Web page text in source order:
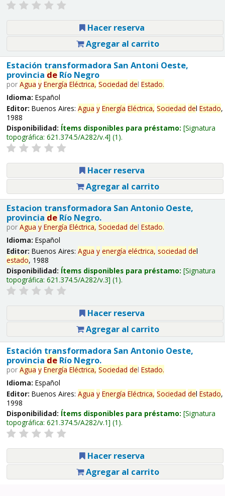
Hacer reserva
Agregar al carrito
Estación transformadora San Antoni Oeste,
provincia deRío Negro
por Agua y Energía Eléctrica, Sociedad del Estado.
Idioma: Español
Editor: Buenos Aires: Agua y Energía Eléctrica, Sociedad del Estado,
1988
Disponibilidad: Ítems disponibles para préstamo: Signatura
topográfica: 621.374.5/A282/v.4 (1).
Hacer reserva
Agregar al carrito
Estacion transformadora San Antonio Oeste,
provincia deRío Negro.
por Agua y Energía Eléctrica, Sociedad del Estado.
Idioma: Español
Editor: Buenos Aires: Agua y energía eléctrica, sociedad del
estado, 1988
Disponibilidad: Ítems disponibles para préstamo: Signatura
topográfica: 621.374.5/A282/v.3 (1).
Hacer reserva
Agregar al carrito
Estación transformadora San Antonio Oeste,
provincia deRío Negro.
por Agua y Energía Eléctrica, Sociedad del Estado.
Idioma: Español
Editor: Buenos Aires: Agua y Energía Eléctrica, Sociedad del Estado,
1998
Disponibilidad: Ítems disponibles para préstamo: Signatura
topográfica: 621.374.5/A282/v.1 (1).
Hacer reserva
Agregar al carrito